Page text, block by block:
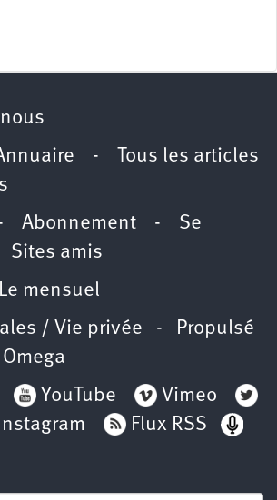
- Tous les articles
Abonnement - Se
Sites amis
Le mensuel
/ Vie privée - Propulsé
Omega
YouTube
Vimeo
Instagram
Flux RSS